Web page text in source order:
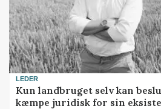
LEDER
Kun landbruget selv kan
kæmpe juridisk for sin